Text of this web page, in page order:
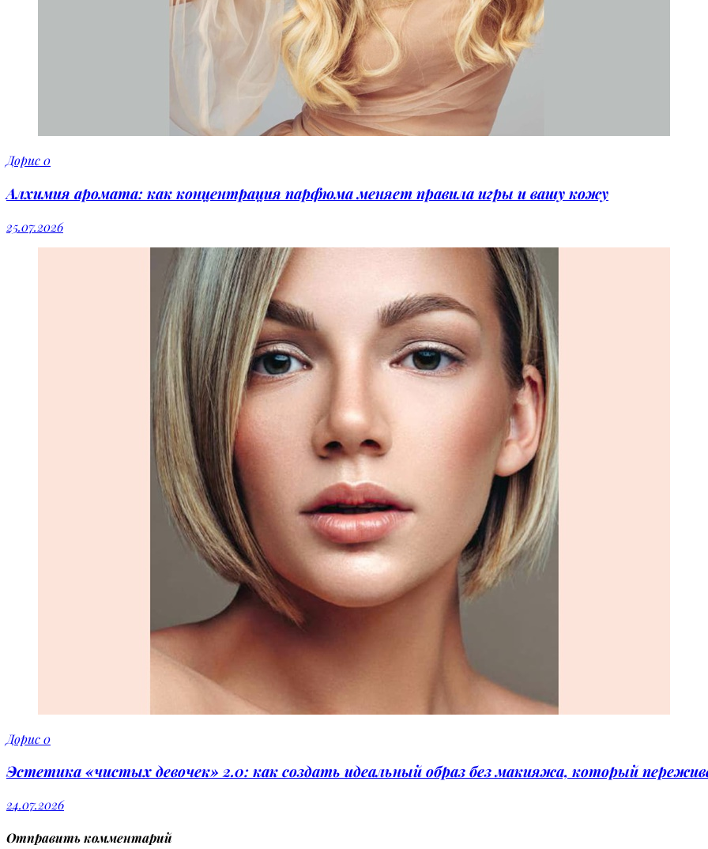
Дорис0
Алхимия аромата: как концентрация парфюма меняет правила игры и вашу кожу
25.07.2026
Дорис0
Эстетика «чистых девочек» 2.0: как создать идеальный образ без макияжа, который
24.07.2026
Отправить комментарий